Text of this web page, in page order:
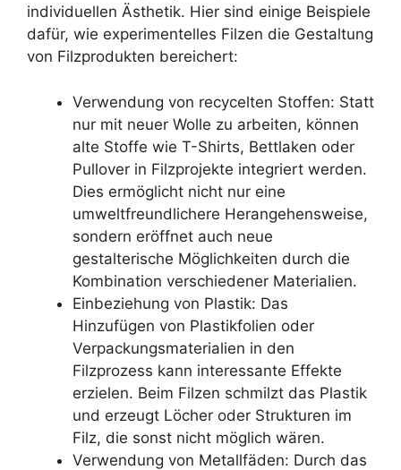
individuellen Ästhetik. Hier sind einige Beispiele
dafür, wie experimentelles Filzen die Gestaltung
von Filzprodukten bereichert:
Verwendung von recycelten Stoffen: Statt
nur mit neuer Wolle zu arbeiten, können
alte Stoffe wie T-Shirts, Bettlaken oder
Pullover in Filzprojekte integriert werden.
Dies ermöglicht nicht nur eine
umweltfreundlichere Herangehensweise,
sondern eröffnet auch neue
gestalterische Möglichkeiten durch die
Kombination verschiedener Materialien.
Einbeziehung von Plastik: Das
Hinzufügen von Plastikfolien oder
Verpackungsmaterialien in den
Filzprozess kann interessante Effekte
erzielen. Beim Filzen schmilzt das Plastik
und erzeugt Löcher oder Strukturen im
Filz, die sonst nicht möglich wären.
Verwendung von Metallfäden: Durch das